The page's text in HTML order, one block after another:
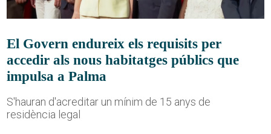
El Govern endureix els requisits per
accedir als nous habitatges públics que
impulsa a Palma
S'hauran d'acreditar un mínim de 15 anys de
residència legal